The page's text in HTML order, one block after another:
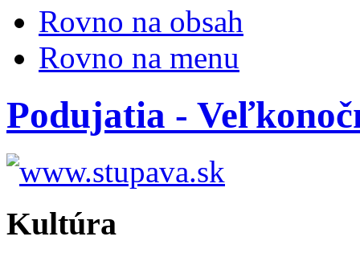
Rovno na obsah
Rovno na menu
Podujatia -
Kultúra